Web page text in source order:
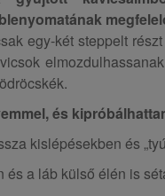
egy-két steppelt
és
kislépésekben és
és a láb külső élén is